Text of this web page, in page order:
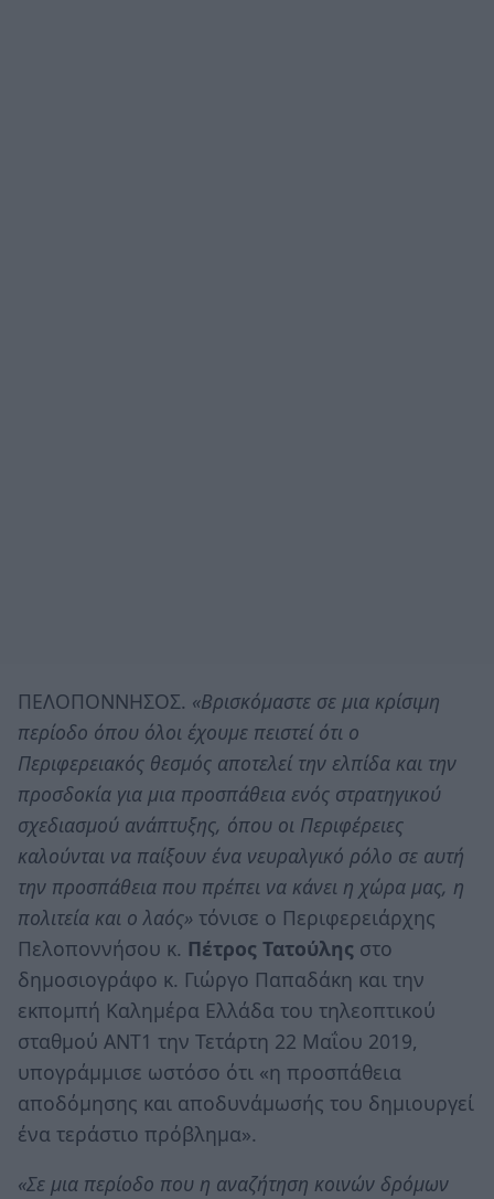
ΠΕΛΟΠΟΝΝΗΣΟΣ. «Βρισκόμαστε σε μια κρίσιμη
περίοδο όπου όλοι έχουμε πειστεί ότι ο
Περιφερειακός θεσμός αποτελεί την ελπίδα και την
προσδοκία για μια προσπάθεια ενός στρατηγικού
σχεδιασμού ανάπτυξης, όπου οι Περιφέρειες
καλούνται να παίξουν ένα νευραλγικό ρόλο σε αυτή
την προσπάθεια που πρέπει να κάνει η χώρα μας, η
πολιτεία και ο λαός» τόνισε ο Περιφερειάρχης
Πελοποννήσου κ. Πέτρος Τατούλης στο
δημοσιογράφο κ. Γιώργο Παπαδάκη και την
εκπομπή Καλημέρα Ελλάδα του τηλεοπτικού
σταθμού ΑΝΤ1 την Τετάρτη 22 Μαΐου 2019,
υπογράμμισε ωστόσο ότι «η προσπάθεια
αποδόμησης και αποδυνάμωσής του δημιουργεί
ένα τεράστιο πρόβλημα».
«Σε μια περίοδο που η αναζήτηση κοινών δρόμων